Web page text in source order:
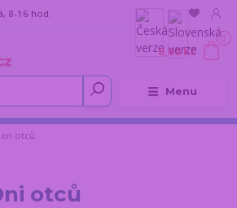
Menu
8-16 hod.
0
0,00 Kč
otců
otců